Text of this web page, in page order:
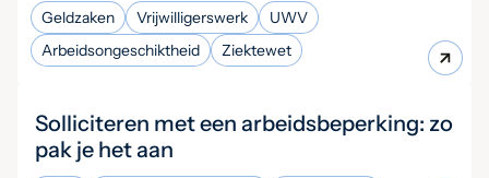
Geldzaken Vrijwilligerswerk
UWV
Arbeidsongeschiktheid
Ziektewet
Solliciteren met een arbeidsbeperking: zo
pak je het aan